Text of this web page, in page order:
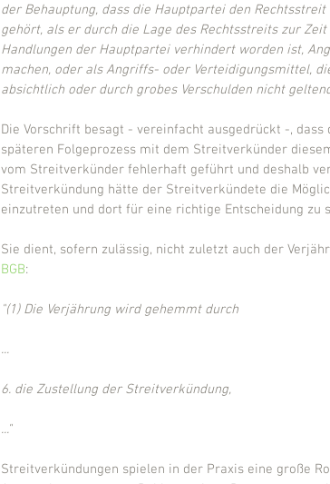
der Behauptung, dass die Hauptpartei den
gehört, als er durch die Lage des Rechtsstreits zur
Handlungen der Hauptpartei verhindert worden ist,
machen, oder als Angriffs- oder Verteidigungsmittel,
absichtlich oder durch grobes Verschulden nicht
Die Vorschrift besagt - vereinfacht ausgedrückt -,
späteren Folgeprozess mit dem Streitverkünder
vom Streitverkünder fehlerhaft geführt und deshalb
Streitverkündung hätte der Streitverkündete die
einzutreten und dort für eine richtige Entscheidung zu
Sie dient, sofern zulässig, nicht zuletzt auch der
BGB:
"(1) Die Verjährung wird gehemmt durch
...
6. die Zustellung der Streitverkündung,
..."
Streitverkündungen spielen in der Praxis eine große